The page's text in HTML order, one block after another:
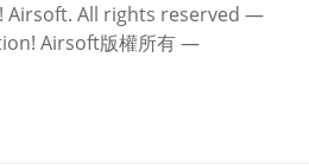
All rights reserved ―
Airsoft版權所有 ―